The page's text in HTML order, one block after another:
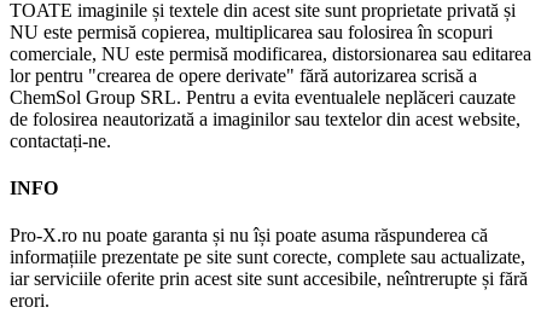
TOATE imaginile și textele din acest site sunt proprietate privată și
NU este permisă copierea, multiplicarea sau folosirea în scopuri
comerciale, NU este permisă modificarea, distorsionarea sau editarea
lor pentru "crearea de opere derivate" fără autorizarea scrisă a
ChemSol Group SRL. Pentru a evita eventualele neplăceri cauzate
de folosirea neautorizată a imaginilor sau textelor din acest website,
contactați-ne.
INFO
Pro-X.ro nu poate garanta și nu își poate asuma răspunderea că
informațiile prezentate pe site sunt corecte, complete sau actualizate,
iar serviciile oferite prin acest site sunt accesibile, neîntrerupte și fără
erori.